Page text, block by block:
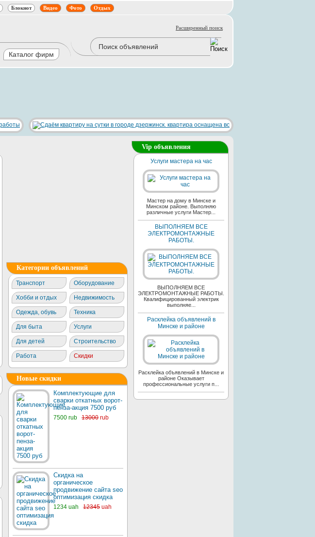
Блокнот Видео Фото Отдых
Расширенный поиск
Каталог фирм
Категории объявлений
Транспорт Оборудование
Хобби и отдых Недвижимость
Одежда, обувь Техника
Для быта Услуги
Для детей Строительство
Работа Скидки
Новые скидки
Комплектующие для
сварки откатных ворот-
пенза-акция 7500 руб
7500 rub 13000 rub
Скидка на
органическое
продвижение сайта seo
оптимизация скидка
1234 uah 12345 uah
Vip объявления
Услуги мастера на час
Мастер на дому в Минске и
Минском районе. Выполняю
различные услуги Мастер...
ВЫПОЛНЯЕМ ВСЕ
ЭЛЕКТРОМОНТАЖНЫЕ
РАБОТЫ.
ВЫПОЛНЯЕМ ВСЕ
ЭЛЕКТРОМОНТАЖНЫЕ РАБОТЫ.
Квалифицированный электрик
выполняе...
Расклейка объявлений в
Минске и районе
Расклейка объявлений в Минске и
районе Оказывает
профессиональные услуги п...